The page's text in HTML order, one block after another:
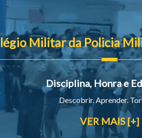
Militar da Policia
Disciplina, Honra e
Descobrir. Aprender.
VER MAIS [+]